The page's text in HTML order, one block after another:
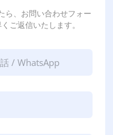
ら、お問い合わせフォー
ご返信いたします。